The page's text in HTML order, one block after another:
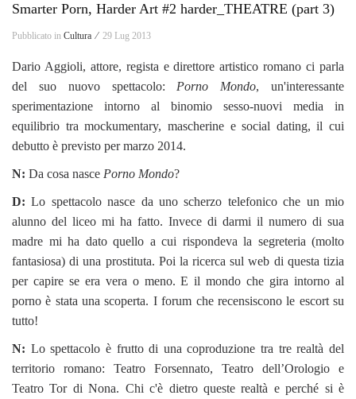
Smarter Porn, Harder Art #2 harder_THEATRE (part 3)
Pubblicato in Cultura ⁄ 29 Lug 2013
Dario Aggioli, attore, regista e direttore artistico romano ci parla
del suo nuovo spettacolo: Porno Mondo, un'interessante
sperimentazione intorno al binomio sesso-nuovi media in
equilibrio tra mockumentary, mascherine e social dating, il cui
debutto è previsto per marzo 2014.
N: Da cosa nasce Porno Mondo?
D: Lo spettacolo nasce da uno scherzo telefonico che un mio
alunno del liceo mi ha fatto. Invece di darmi il numero di sua
madre mi ha dato quello a cui rispondeva la segreteria (molto
fantasiosa) di una prostituta. Poi la ricerca sul web di questa tizia
per capire se era vera o meno. E il mondo che gira intorno al
porno è stata una scoperta. I forum che recensiscono le escort su
tutto!
N: Lo spettacolo è frutto di una coproduzione tra tre realtà del
territorio romano: Teatro Forsennato, Teatro dell’Orologio e
Teatro Tor di Nona. Chi c'è dietro queste realtà e perché si è